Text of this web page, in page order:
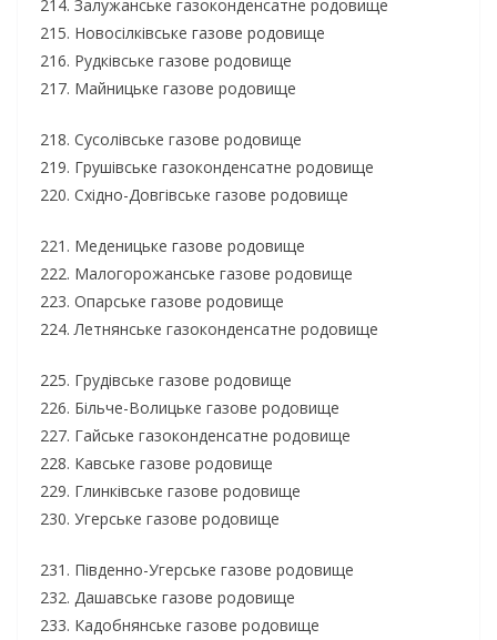
214. Залужанське газоконденсатне родовище
215. Новосілківське газове родовище
216. Рудківське газове родовище
217. Майницьке газове родовище
218. Сусолівське газове родовище
219. Грушівське газоконденсатне родовище
220. Східно-Довгівське газове родовище
221. Меденицьке газове родовище
222. Малогорожанське газове родовище
223. Опарське газове родовище
224. Летнянське газоконденсатне родовище
225. Грудівське газове родовище
226. Більче-Волицьке газове родовище
227. Гайське газоконденсатне родовище
228. Кавське газове родовище
229. Глинківське газове родовище
230. Угерське газове родовище
231. Південно-Угерське газове родовище
232. Дашавське газове родовище
233. Кадобнянське газове родовище